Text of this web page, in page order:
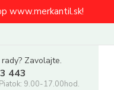
www.merkantil.sk!
Zavolajte.
443
9.00-17.00hod.